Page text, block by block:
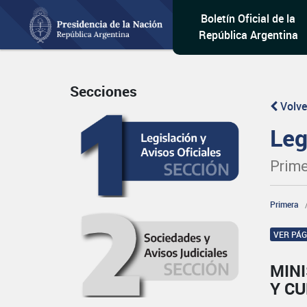
Boletín Oficial de la
República Argentina
Secciones
Primera
VER
Y